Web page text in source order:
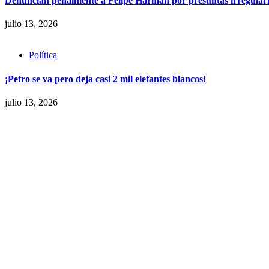
julio 13, 2026
Política
¡Petro se va pero deja casi 2 mil elefantes blancos!
julio 13, 2026